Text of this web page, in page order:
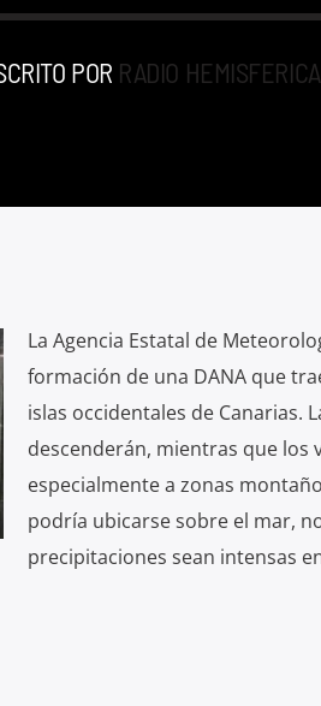
POR RADIO HEMISFERICA
La Agencia Estatal de
formación de una DANA que
islas occidentales de Canarias.
descenderán, mientras que los
especialmente a zonas
podría ubicarse sobre el mar,
precipitaciones sean intensas